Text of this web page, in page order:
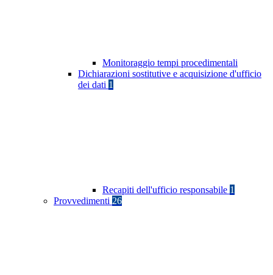
Monitoraggio tempi procedimentali
Dichiarazioni sostitutive e acquisizione d'ufficio
dei dati 1
Recapiti dell'ufficio responsabile 1
Provvedimenti 26